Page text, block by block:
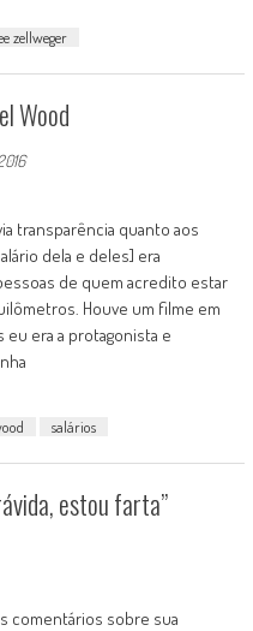
zellweger
Wood
transparência quanto aos
dela e deles] era
de quem acredito estar
Houve um filme em
eu era a protagonista e
salários
estou farta”
comentários sobre sua